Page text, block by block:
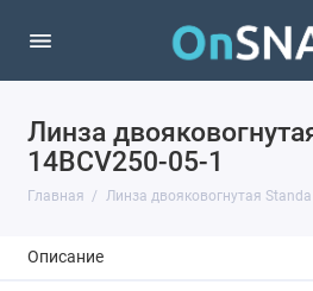
Линза
14BCV250-05-1
Главная Линза двояковогнутая Standa
Описание